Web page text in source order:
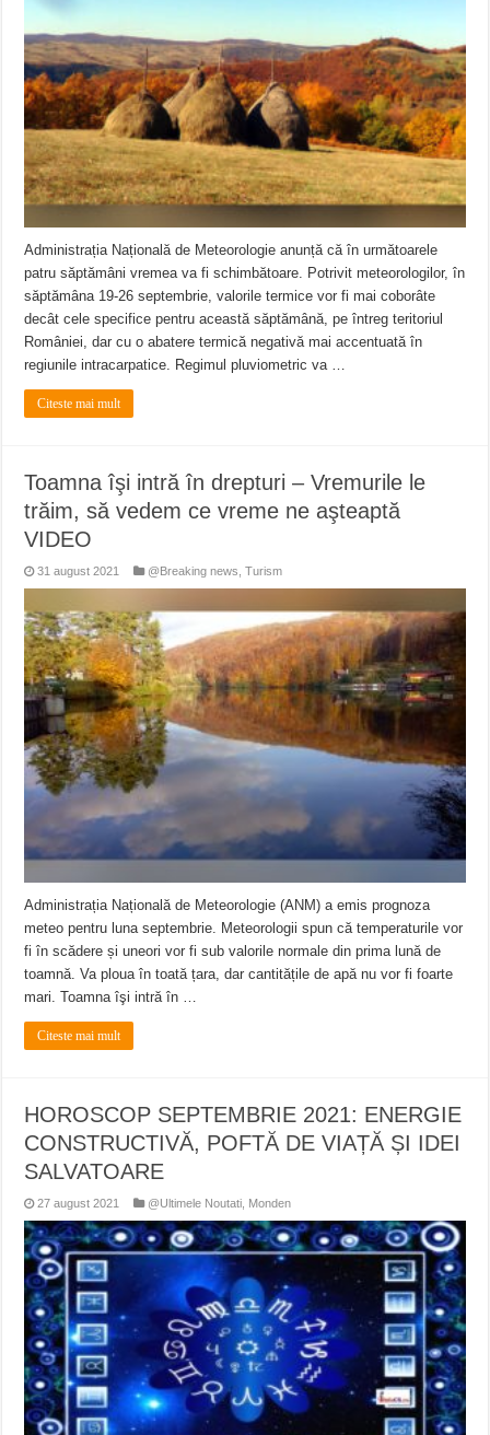
ANUNŢ OPRIRE APĂ în CARANSEBEȘ avarie
ANUNȚ OPRIRE APĂ în Reșița, cartier Țerova – avarie – 04.08.2026
Administrația Națională de Meteorologie anunță că în următoarele
patru săptămâni vremea va fi schimbătoare. Potrivit meteorologilor, în
săptămâna 19-26 septembrie, valorile termice vor fi mai coborâte
decât cele specifice pentru această săptămână, pe întreg teritoriul
României, dar cu o abatere termică negativă mai accentuată în
regiunile intracarpatice. Regimul pluviometric va …
Citeste mai mult
Toamna îşi intră în drepturi – Vremurile le
trăim, să vedem ce vreme ne aşteaptă
VIDEO
31 august 2021 @Breaking news ,Turism
Administrația Națională de Meteorologie (ANM) a emis prognoza
meteo pentru luna septembrie. Meteorologii spun că temperaturile vor
fi în scădere și uneori vor fi sub valorile normale din prima lună de
toamnă. Va ploua în toată țara, dar cantitățile de apă nu vor fi foarte
mari. Toamna îşi intră în …
Citeste mai mult
HOROSCOP SEPTEMBRIE 2021: ENERGIE
CONSTRUCTIVĂ, POFTĂ DE VIAȚĂ ȘI IDEI
SALVATOARE
27 august 2021 @Ultimele Noutati Monden